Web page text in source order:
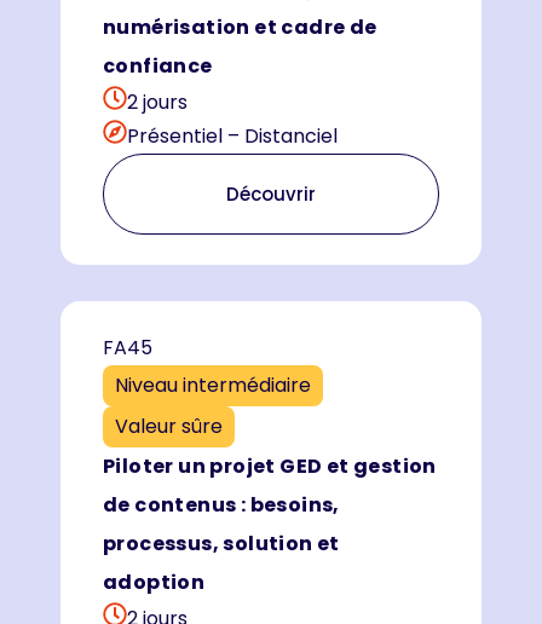
numérisation et cadre de
confiance
2 jours
Présentiel – Distanciel
Découvrir
FA45
Niveau intermédiaire
Valeur sûre
Piloter un projet GED et gestion
de contenus : besoins,
processus, solution et
adoption
2 jours